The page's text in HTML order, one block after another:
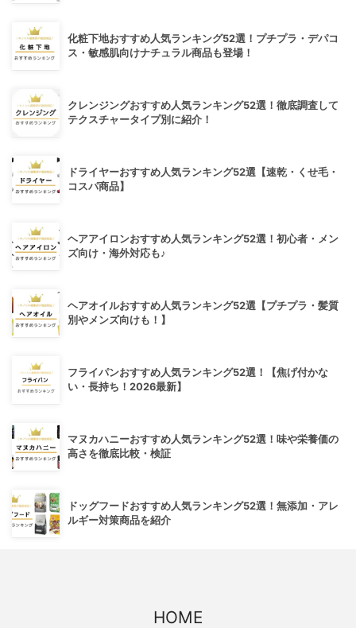
化粧下地おすすめ人気ランキング52選！プチプラ・デパコ
ス・敏感肌向けナチュラル商品も登場！
クレンジングおすすめ人気ランキング52選！徹底調査して
テクスチャータイプ別に紹介！
ドライヤーおすすめ人気ランキング52選【速乾・くせ毛・
コスパ商品】
ヘアアイロンおすすめ人気ランキング52選！初心者・メン
ズ向け・海外対応も♪
ヘアオイルおすすめ人気ランキング52選【プチプラ・髪質
別やメンズ向けも！】
フライパンおすすめ人気ランキング52選！【焦げ付かな
い・長持ち！2026最新】
マヌカハニーおすすめ人気ランキング52選！味や栄養価の
高さを徹底比較・検証
ドッグフードおすすめ人気ランキング52選！無添加・アレ
ルギー対策商品を紹介
HOME